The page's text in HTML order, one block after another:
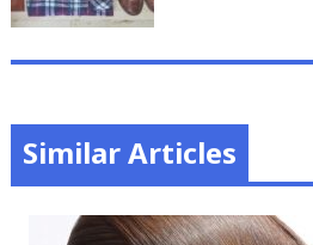
Similar Articles